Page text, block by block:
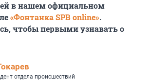
в нашем официальном
«Фонтанка SPB online».
чтобы первыми узнавать о
отдела происшествий